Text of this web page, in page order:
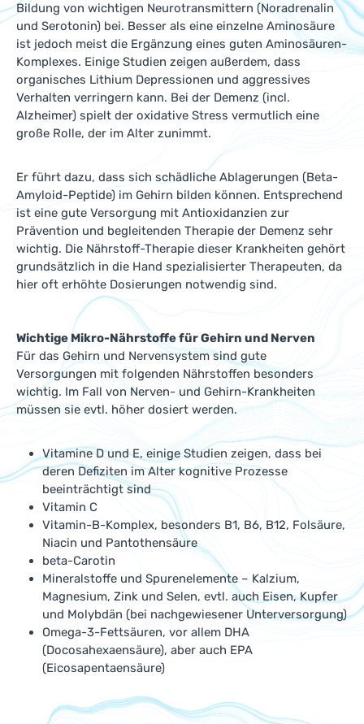
Bildung von wichtigen Neurotransmittern (Noradrenalin
und Serotonin) bei. Besser als eine einzelne Aminosäure
ist jedoch meist die Ergänzung eines guten Aminosäuren-
Komplexes. Einige Studien zeigen außerdem, dass
organisches Lithium Depressionen und aggressives
Verhalten verringern kann. Bei der Demenz (incl.
Alzheimer) spielt der oxidative Stress vermutlich eine
große Rolle, der im Alter zunimmt.
Er führt dazu, dass sich schädliche Ablagerungen (Beta-
Amyloid-Peptide) im Gehirn bilden können. Entsprechend
ist eine gute Versorgung mit Antioxidanzien zur
Prävention und begleitenden Therapie der Demenz sehr
wichtig. Die Nährstoff-Therapie dieser Krankheiten gehört
grundsätzlich in die Hand spezialisierter Therapeuten, da
hier oft erhöhte Dosierungen notwendig sind.
Wichtige Mikro-Nährstoffe für Gehirn und Nerven
Für das Gehirn und Nervensystem sind gute
Versorgungen mit folgenden Nährstoffen besonders
wichtig. Im Fall von Nerven- und Gehirn-Krankheiten
müssen sie evtl. höher dosiert werden.
Vitamine D und E, einige Studien zeigen, dass bei
deren Defiziten im Alter kognitive Prozesse
beeinträchtigt sind
Vitamin C
Vitamin-B-Komplex, besonders B1, B6, B12, Folsäure,
Niacin und Pantothensäure
beta-Carotin
Mineralstoffe und Spurenelemente – Kalzium,
Magnesium, Zink und Selen, evtl. auch Eisen, Kupfer
und Molybdän (bei nachgewiesener Unterversorgung)
Omega-3-Fettsäuren, vor allem DHA
(Docosahexaensäure), aber auch EPA
(Eicosapentaensäure)